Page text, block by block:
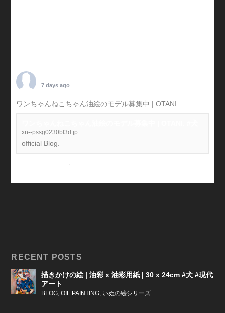
7 days ago
ワンちゃんねこちゃん油絵のモデル募集中 | OTANI.
xn--pssg0230bl3d.jp
official Blog.
·
RECENT POSTS
描きかけの絵 | 油彩 x 油彩用紙 | 30 x 24cm #犬 #現代
アート
BLOG ,OIL PAINTING いぬの絵シリーズ